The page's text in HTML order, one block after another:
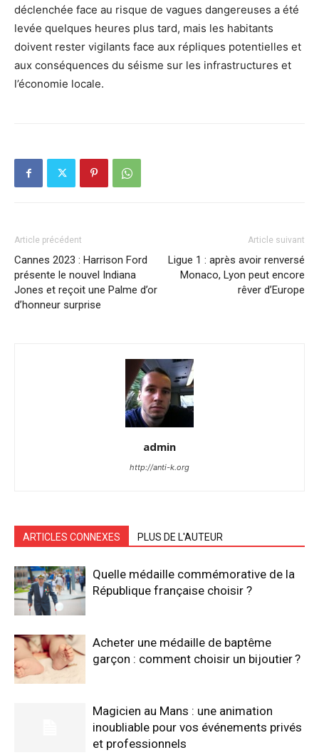
déclenchée face au risque de vagues dangereuses a été
levée quelques heures plus tard, mais les habitants
doivent rester vigilants face aux répliques potentielles et
aux conséquences du séisme sur les infrastructures et
l’économie locale.
Article précédent
Cannes 2023 : Harrison Ford
présente le nouvel Indiana
Jones et reçoit une Palme d’or
d’honneur surprise
Article suivant
Ligue 1 : après avoir renversé
Monaco, Lyon peut encore
rêver d’Europe
admin
http://anti-k.org
ARTICLES CONNEXES PLUS DE L'AUTEUR
Quelle médaille commémorative de la
République française choisir ?
Acheter une médaille de baptême
garçon : comment choisir un bijoutier ?
Magicien au Mans : une animation
inoubliable pour vos événements privés
et professionnels